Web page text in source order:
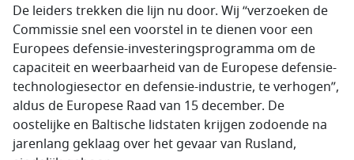
De leiders trekken die lijn nu door. Wij “verzoeken de
Commissie snel een voorstel in te dienen voor een
Europees defensie-investeringsprogramma om de
capaciteit en weerbaarheid van de Europese defensie-
technologiesector en defensie-industrie, te verhogen”,
aldus de Europese Raad van 15 december. De
oostelijke en Baltische lidstaten krijgen zodoende na
jarenlang geklaag over het gevaar van Rusland,